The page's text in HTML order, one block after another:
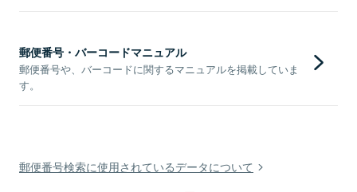
郵便番号・バーコードマニュアル
郵便番号や、バーコードに関するマニュアルを掲載していま
す。
郵便番号検索に使用されているデータについて